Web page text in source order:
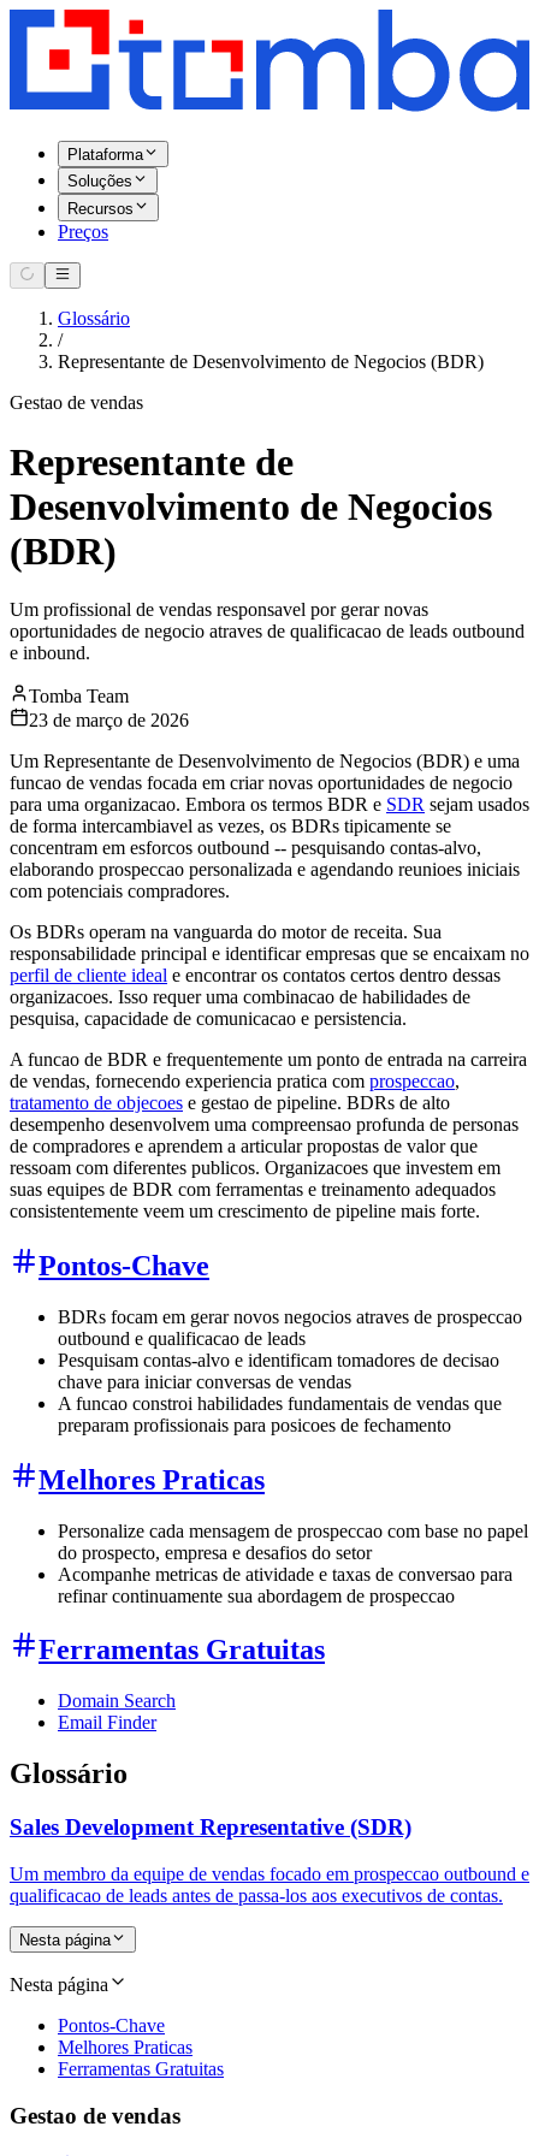
Plataforma
Soluções
Recursos
Preços
Glossário
/
Representante de Desenvolvimento de Negocios (BDR)
Gestao de vendas
Representante de
Desenvolvimento de Negocios
(BDR)
Um profissional de vendas responsavel por gerar novas
oportunidades de negocio atraves de qualificacao de leads outbound
e inbound.
Tomba Team
23 de março de 2026
Um Representante de Desenvolvimento de Negocios (BDR) e uma
funcao de vendas focada em criar novas oportunidades de negocio
para uma organizacao. Embora os termos BDR e SDR sejam usados
de forma intercambiavel as vezes, os BDRs tipicamente se
concentram em esforcos outbound -- pesquisando contas-alvo,
elaborando prospeccao personalizada e agendando reunioes iniciais
com potenciais compradores.
Os BDRs operam na vanguarda do motor de receita. Sua
responsabilidade principal e identificar empresas que se encaixam no
perfil de cliente ideal e encontrar os contatos certos dentro dessas
organizacoes. Isso requer uma combinacao de habilidades de
pesquisa, capacidade de comunicacao e persistencia.
A funcao de BDR e frequentemente um ponto de entrada na carreira
de vendas, fornecendo experiencia pratica com prospeccao,
tratamento de objecoes e gestao de pipeline. BDRs de alto
desempenho desenvolvem uma compreensao profunda de personas
de compradores e aprendem a articular propostas de valor que
ressoam com diferentes publicos. Organizacoes que investem em
suas equipes de BDR com ferramentas e treinamento adequados
consistentemente veem um crescimento de pipeline mais forte.
Pontos-Chave
BDRs focam em gerar novos negocios atraves de prospeccao
outbound e qualificacao de leads
Pesquisam contas-alvo e identificam tomadores de decisao
chave para iniciar conversas de vendas
A funcao constroi habilidades fundamentais de vendas que
preparam profissionais para posicoes de fechamento
Melhores Praticas
Personalize cada mensagem de prospeccao com base no papel
do prospecto, empresa e desafios do setor
Acompanhe metricas de atividade e taxas de conversao para
refinar continuamente sua abordagem de prospeccao
Ferramentas Gratuitas
Domain Search
Email Finder
Glossário
Sales Development Representative (SDR)
Um membro da equipe de vendas focado em prospeccao outbound e
qualificacao de leads antes de passa-los aos executivos de contas.
Nesta página
Nesta página
Pontos-Chave
Melhores Praticas
Ferramentas Gratuitas
Gestao de vendas